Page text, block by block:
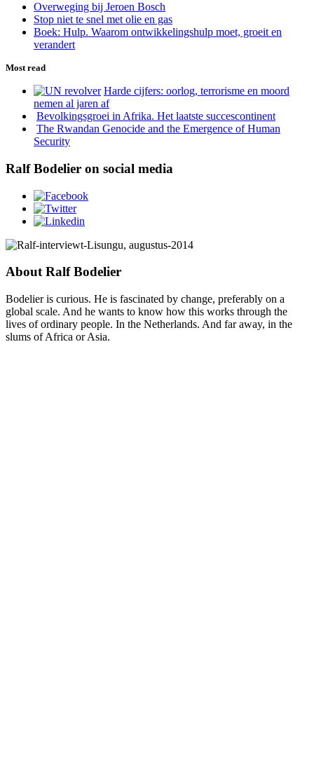
Overweging bij Jeroen Bosch
Stop niet te snel met olie en gas
Boek: Hulp. Waarom ontwikkelingshulp moet, groeit en
verandert
Most read
Harde cijfers: oorlog, terrorisme en moord
nemen al jaren af
Bevolkingsgroei in Afrika. Het laatste succescontinent
The Rwandan Genocide and the Emergence of Human
Security
Ralf Bodelier on social media
About Ralf Bodelier
Bodelier is curious. He is fascinated by change, preferably on a
global scale. And he wants to know how this works through the
lives of ordinary people. In the Netherlands. And far away, in the
slums of Africa or Asia.